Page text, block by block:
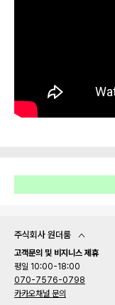
주식회사 원더룸
고객문의 및 비지니스 제휴
평일 10:00-18:00
070-7576-0798
카카오채널 문의